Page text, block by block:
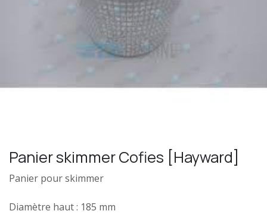
Panier skimmer Cofies [Hayward]
Panier pour skimmer
Diamètre haut : 185 mm